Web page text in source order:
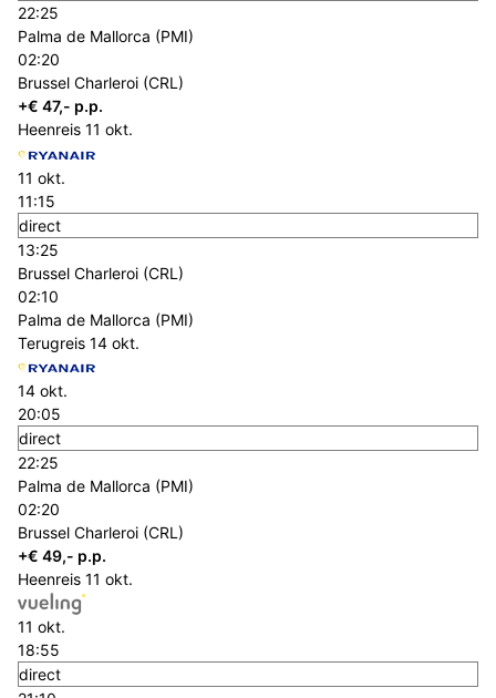
22:25
Palma de Mallorca (PMI)
02:20
Brussel Charleroi (CRL)
+€ 47,- p.p.
Heenreis 11 okt.
11 okt.
11:15
direct
13:25
Brussel Charleroi (CRL)
02:10
Palma de Mallorca (PMI)
Terugreis 14 okt.
14 okt.
20:05
direct
22:25
Palma de Mallorca (PMI)
02:20
Brussel Charleroi (CRL)
+€ 49,- p.p.
Heenreis 11 okt.
11 okt.
18:55
direct